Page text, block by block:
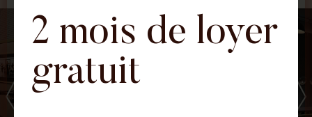
2 mois de loyer
gratuit